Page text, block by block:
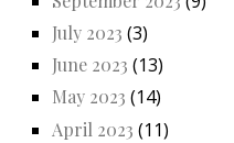
July 2023 (3)
June 2023 (13)
May 2023 (14)
April 2023 (11)